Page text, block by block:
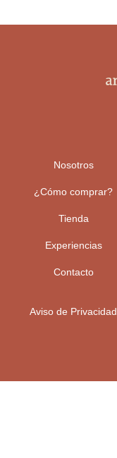
Nosotros
¿Cómo comprar?
Tienda
Experiencias
Contacto
Aviso de Privacidad